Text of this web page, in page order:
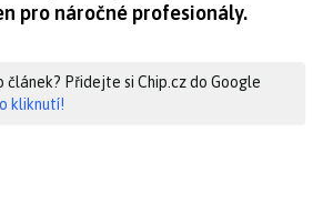
pro náročné profesionály.
článek? Přidejte si Chip.cz do Google
kliknutí!